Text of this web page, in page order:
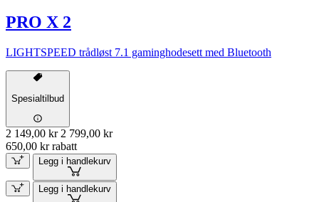
PRO X 2
LIGHTSPEED trådløst 7.1 gaminghodesett med Bluetooth
Spesialtilbud
2 149,00 kr 2 799,00 kr
650,00 kr rabatt
Legg i handlekurv
Legg i handlekurv